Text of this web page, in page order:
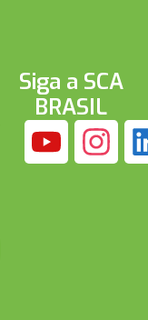
Siga a SCA
BRASIL